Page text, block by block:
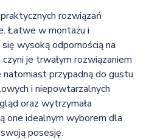
rozwiązań
Łatwe w montażu i
wysoką odpornością na
je trwałym rozwiązaniem
przypadną do gustu
i niepowtarzalnych
oraz wytrzymała
one idealnym wyborem dla
posesję.